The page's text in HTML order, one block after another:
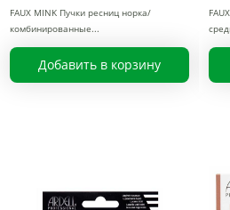
FAUX MINK Пучки ресниц норка/
комбинированные
Добавить в корзину